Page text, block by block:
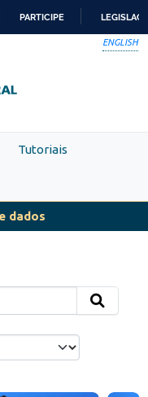
PARTICIPE
ENGLISH
Tutoriais
dados